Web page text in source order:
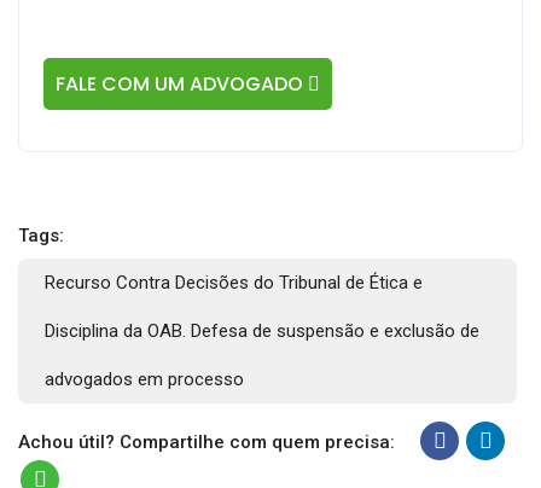
FALE COM UM ADVOGADO
Tags:
Recurso Contra Decisões do Tribunal de Ética e
Disciplina da OAB. Defesa de suspensão e exclusão de
advogados em processo
Achou útil? Compartilhe com quem precisa: